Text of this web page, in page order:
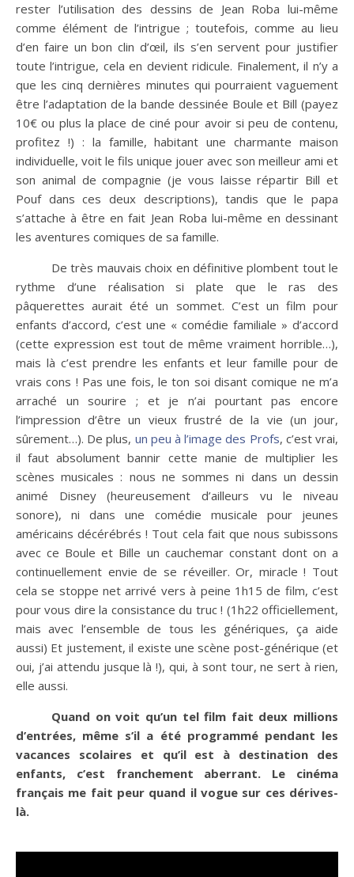
rester l’utilisation des dessins de Jean Roba lui-même
comme élément de l’intrigue ; toutefois, comme au lieu
d’en faire un bon clin d’œil, ils s’en servent pour justifier
toute l’intrigue, cela en devient ridicule. Finalement, il n’y a
que les cinq dernières minutes qui pourraient vaguement
être l’adaptation de la bande dessinée Boule et Bill (payez
10€ ou plus la place de ciné pour avoir si peu de contenu,
profitez !) : la famille, habitant une charmante maison
individuelle, voit le fils unique jouer avec son meilleur ami et
son animal de compagnie (je vous laisse répartir Bill et
Pouf dans ces deux descriptions), tandis que le papa
s’attache à être en fait Jean Roba lui-même en dessinant
les aventures comiques de sa famille.
De très mauvais choix en définitive plombent tout le
rythme d’une réalisation si plate que le ras des
pâquerettes aurait été un sommet. C’est un film pour
enfants d’accord, c’est une « comédie familiale » d’accord
(cette expression est tout de même vraiment horrible…),
mais là c’est prendre les enfants et leur famille pour de
vrais cons ! Pas une fois, le ton soi disant comique ne m’a
arraché un sourire ; et je n’ai pourtant pas encore
l’impression d’être un vieux frustré de la vie (un jour,
sûrement…). De plus, un peu à l’image des Profs, c’est vrai,
il faut absolument bannir cette manie de multiplier les
scènes musicales : nous ne sommes ni dans un dessin
animé Disney (heureusement d’ailleurs vu le niveau
sonore), ni dans une comédie musicale pour jeunes
américains décérébrés ! Tout cela fait que nous subissons
avec ce Boule et Bille un cauchemar constant dont on a
continuellement envie de se réveiller. Or, miracle ! Tout
cela se stoppe net arrivé vers à peine 1h15 de film, c’est
pour vous dire la consistance du truc ! (1h22 officiellement,
mais avec l’ensemble de tous les génériques, ça aide
aussi) Et justement, il existe une scène post-générique (et
oui, j’ai attendu jusque là !), qui, à sont tour, ne sert à rien,
elle aussi.
Quand on voit qu’un tel film fait deux millions
d’entrées, même s’il a été programmé pendant les
vacances scolaires et qu’il est à destination des
enfants, c’est franchement aberrant. Le cinéma
français me fait peur quand il vogue sur ces dérives-
là.